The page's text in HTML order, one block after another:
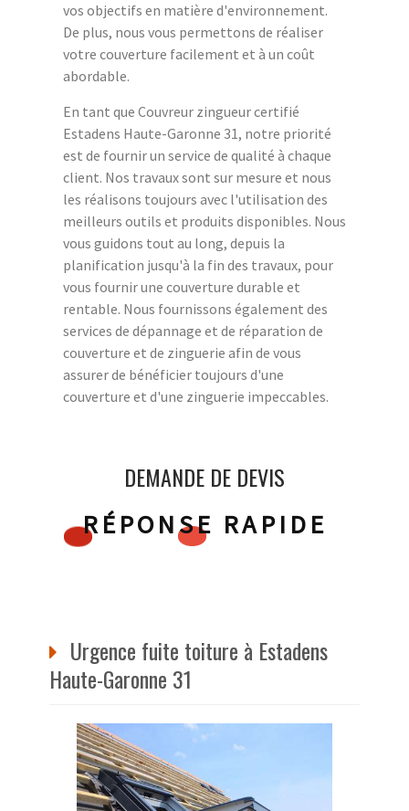
vos objectifs en matière d'environnement.
De plus, nous vous permettons de réaliser
votre couverture facilement et à un coût
abordable.
En tant que Couvreur zingueur certifié
Estadens Haute-Garonne 31, notre priorité
est de fournir un service de qualité à chaque
client. Nos travaux sont sur mesure et nous
les réalisons toujours avec l'utilisation des
meilleurs outils et produits disponibles. Nous
vous guidons tout au long, depuis la
planification jusqu'à la fin des travaux, pour
vous fournir une couverture durable et
rentable. Nous fournissons également des
services de dépannage et de réparation de
couverture et de zinguerie afin de vous
assurer de bénéficier toujours d'une
couverture et d'une zinguerie impeccables.
DEMANDE DE DEVIS
RÉPONSE RAPIDE
Urgence fuite toiture à Estadens
Haute-Garonne 31